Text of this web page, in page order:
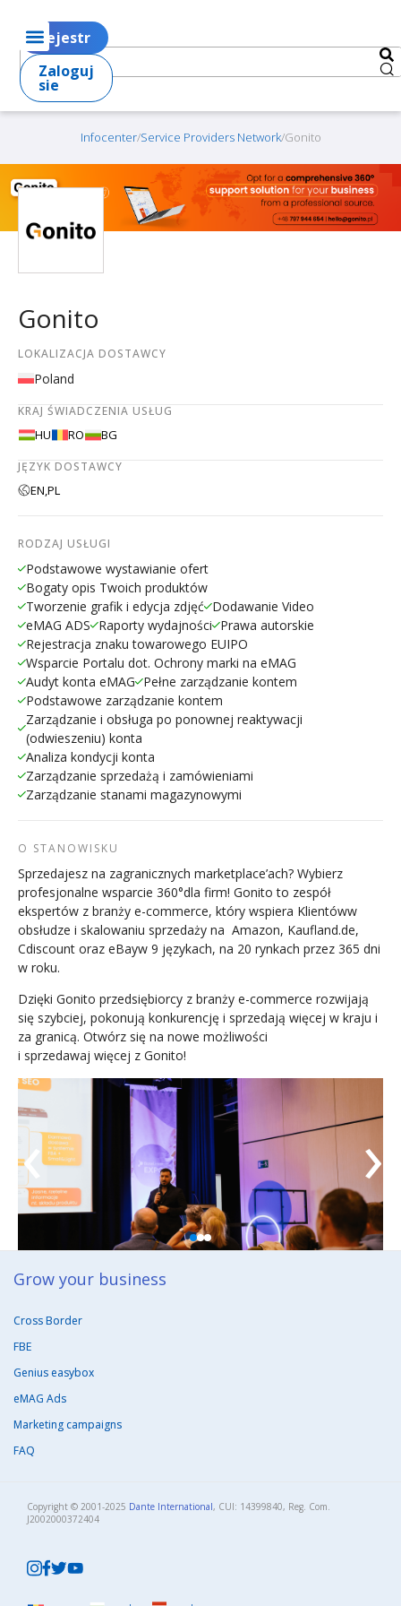
Rejestr
Zaloguj
sie
Infocenter/Service Providers Network/Gonito
Gonito
LOKALIZACJA DOSTAWCY
Poland
KRAJ ŚWIADCZENIA USŁUG
HU RO BG
JĘZYK DOSTAWCY
EN,PL
RODZAJ USŁUGI
Podstawowe wystawianie ofert
Bogaty opis Twoich produktów
Tworzenie grafik i edycja zdjęć Dodawanie Video
eMAG ADS Raporty wydajności Prawa autorskie
Rejestracja znaku towarowego EUIPO
Wsparcie Portalu dot. Ochrony marki na eMAG
Audyt konta eMAG Pełne zarządzanie kontem
Podstawowe zarządzanie kontem
Zarządzanie i obsługa po ponownej reaktywacji
(odwieszeniu) konta
Analiza kondycji konta
Zarządzanie sprzedażą i zamówieniami
Zarządzanie stanami magazynowymi
O STANOWISKU
Sprzedajesz na zagranicznych marketplace’ach? Wybierz
profesjonalne wsparcie 360°dla firm! Gonito to zespół
ekspertów z branży e-commerce, który wspiera Klientóww
obsłudze i skalowaniu sprzedaży na Amazon, Kaufland.de,
Cdiscount oraz eBayw 9 językach, na 20 rynkach przez 365 dni
w roku.
Dzięki Gonito przedsiębiorcy z branży e-commerce rozwijają
się szybciej, pokonują konkurencję i sprzedają więcej w kraju i
za granicą. Otwórz się na nowe możliwości
i sprzedawaj więcej z Gonito!
‹ ›
Grow your business​
Cross Border
FBE
Genius easybox
eMAG Ads
Marketing campaigns
FAQ
Copyright © 2001-2025 Dante International, CUI: 14399840, Reg. Com.
J2002000372404​